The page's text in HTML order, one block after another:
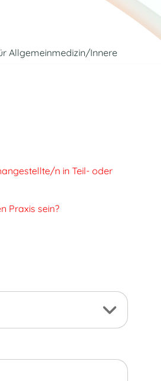
Allgemeinmedizin/Innere
n in Teil- oder
Praxis sein?